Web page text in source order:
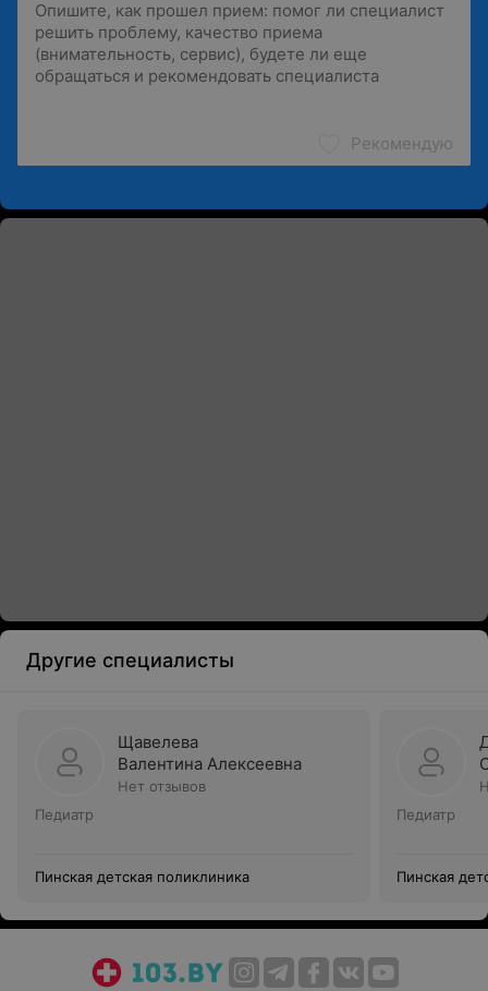
Рекомендую
Другие специалисты
Щавелева
Валентина Алексеевна
Нет отзывов
Педиатр
Пинская детская поликлиника
Педиатр
Пинская